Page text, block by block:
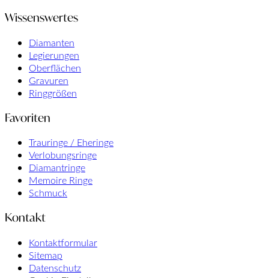
Wissenswertes
Diamanten
Legierungen
Oberflächen
Gravuren
Ringgrößen
Favoriten
Trauringe / Eheringe
Verlobungsringe
Diamantringe
Memoire Ringe
Schmuck
Kontakt
Kontaktformular
Sitemap
Datenschutz